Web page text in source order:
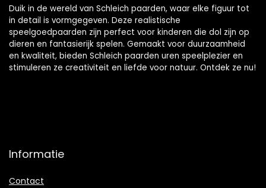
Duik in de wereld van Schleich paarden, waar elke figuur tot
in detail is vormgegeven. Deze realistische
speelgoedpaarden zijn perfect voor kinderen die dol zijn op
dieren en fantasierijk spelen. Gemaakt voor duurzaamheid
en kwaliteit, bieden Schleich paarden uren speelplezier en
stimuleren ze creativiteit en liefde voor natuur. Ontdek ze nu!
Informatie
Contact